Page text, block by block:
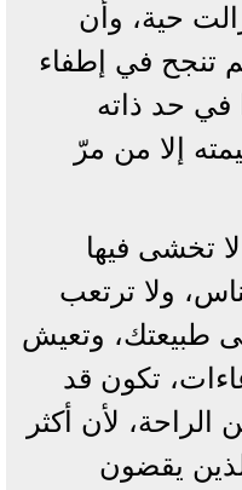
حية، وأن
تنجح في إطفاء
في حد ذاته
إلا من مرّ
تخشى فيها
ولا ترتعب
طبيعتك، وتعيش
تكون قد
الراحة، لأن أكثر
يقضون